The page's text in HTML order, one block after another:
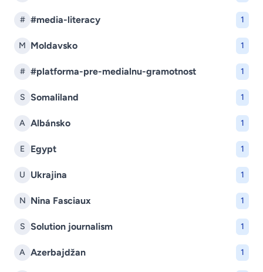
# #media-literacy 1
M Moldavsko 1
# #platforma-pre-medialnu-gramotnost 1
S Somaliland 1
A Albánsko 1
E Egypt 1
U Ukrajina 1
N Nina Fasciaux 1
S Solution journalism 1
A Azerbajdžan 1